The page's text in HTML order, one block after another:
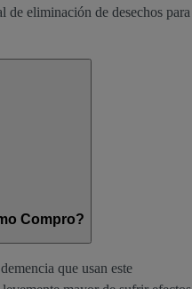
de eliminación de desechos para
Compro?
que usan este